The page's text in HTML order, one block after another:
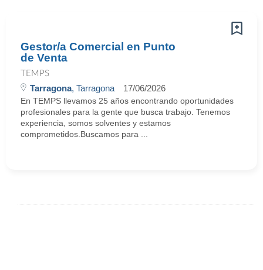
Gestor/a Comercial en Punto
de Venta
TEMPS
Tarragona, Tarragona 17/06/2026
En TEMPS llevamos 25 años encontrando oportunidades
profesionales para la gente que busca trabajo. Tenemos
experiencia, somos solventes y estamos
comprometidos.Buscamos para ...